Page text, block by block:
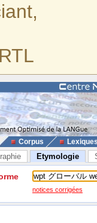
Corpus
Etymologie
notices corrigées